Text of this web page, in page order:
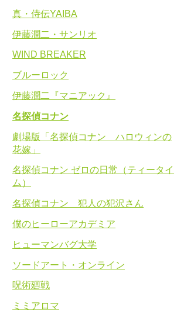
真・侍伝YAIBA
伊藤潤二・サンリオ
WIND BREAKER
ブルーロック
伊藤潤二『マニアック』
名探偵コナン
劇場版「名探偵コナン ハロウィンの
花嫁」
名探偵コナン ゼロの日常（ティータイ
ム）
名探偵コナン 犯人の犯沢さん
僕のヒーローアカデミア
ヒューマンバグ大学
ソードアート・オンライン
呪術廻戦
ミミアロマ